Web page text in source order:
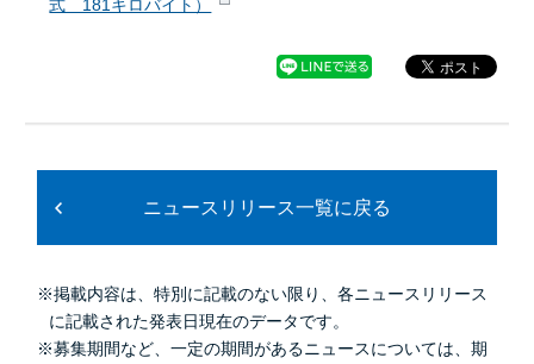
式 181キロバイト）
ニュースリリース一覧に戻る
※掲載内容は、特別に記載のない限り、各ニュースリリース
に記載された発表日現在のデータです。
※募集期間など、一定の期間があるニュースについては、期